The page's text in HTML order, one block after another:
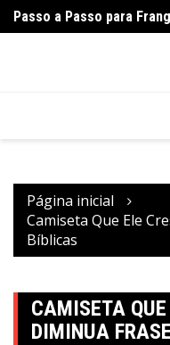
para
Passo a Passo para
Página inicial
Camiseta Que Ele
Bíblicas
CAMISETA
DIMINUA